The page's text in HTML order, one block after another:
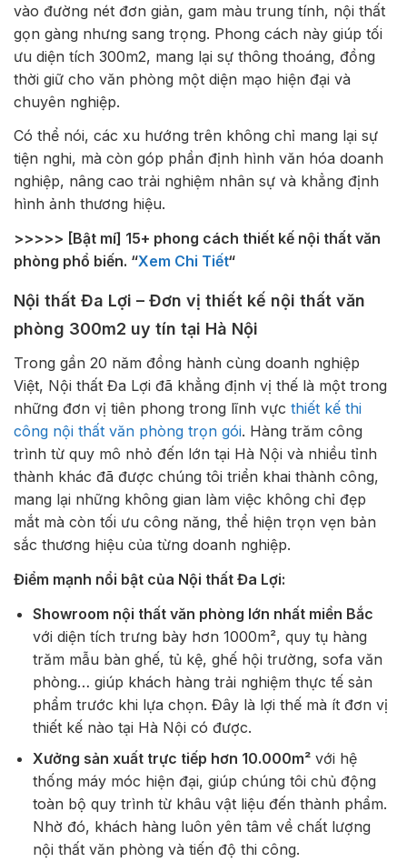
vào đường nét đơn giản, gam màu trung tính, nội thất
gọn gàng nhưng sang trọng. Phong cách này giúp tối
ưu diện tích 300m2, mang lại sự thông thoáng, đồng
thời giữ cho văn phòng một diện mạo hiện đại và
chuyên nghiệp.
Có thể nói, các xu hướng trên không chỉ mang lại sự
tiện nghi, mà còn góp phần định hình văn hóa doanh
nghiệp, nâng cao trải nghiệm nhân sự và khẳng định
hình ảnh thương hiệu.
>>>>> [Bật mí] 15+ phong cách thiết kế nội thất văn
phòng phổ biến. “Xem Chi Tiết“
Nội thất Đa Lợi – Đơn vị thiết kế nội thất văn
phòng 300m2 uy tín tại Hà Nội
Trong gần 20 năm đồng hành cùng doanh nghiệp
Việt, Nội thất Đa Lợi đã khẳng định vị thế là một trong
những đơn vị tiên phong trong lĩnh vực thiết kế thi
công nội thất văn phòng trọn gói. Hàng trăm công
trình từ quy mô nhỏ đến lớn tại Hà Nội và nhiều tỉnh
thành khác đã được chúng tôi triển khai thành công,
mang lại những không gian làm việc không chỉ đẹp
mắt mà còn tối ưu công năng, thể hiện trọn vẹn bản
sắc thương hiệu của từng doanh nghiệp.
Điểm mạnh nổi bật của Nội thất Đa Lợi:
Showroom nội thất văn phòng lớn nhất miền Bắc
với diện tích trưng bày hơn 1000m², quy tụ hàng
trăm mẫu bàn ghế, tủ kệ, ghế hội trường, sofa văn
phòng… giúp khách hàng trải nghiệm thực tế sản
phẩm trước khi lựa chọn. Đây là lợi thế mà ít đơn vị
thiết kế nào tại Hà Nội có được.
Xưởng sản xuất trực tiếp hơn 10.000m²với hệ
thống máy móc hiện đại, giúp chúng tôi chủ động
toàn bộ quy trình từ khâu vật liệu đến thành phẩm.
Nhờ đó, khách hàng luôn yên tâm về chất lượng
nội thất văn phòng và tiến độ thi công.